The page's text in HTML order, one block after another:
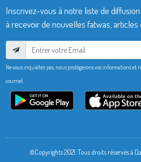
Inscrivez-vous à notre liste de
à recevoir de nouvelles fatwas, articles
Ne vous inquiétez pas, nous protégerons vos informations et
courriel.
©Copyrights 2021. Tous droits réservés à